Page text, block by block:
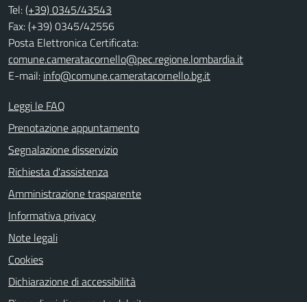
Tel:(+39) 0345/43543
Fax: (+39) 0345/42556
Posta Elettronica Certificata:
comune.cameratacornello@pec.regione.lombardia.it
E-mail: info@comune.cameratacornello.bg.it
Leggi le FAQ
Prenotazione appuntamento
Segnalazione disservizio
Richiesta d'assistenza
Amministrazione trasparente
Informativa privacy
Note legali
Cookies
Dichiarazione di accessibilità